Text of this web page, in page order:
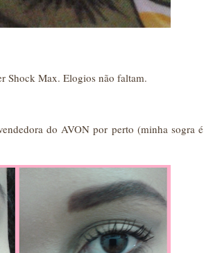
Shock Max. Elogios não faltam.
do AVON por perto (minha sogra é